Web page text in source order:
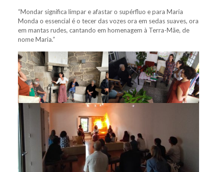
“Mondar significa limpar e afastar o supérfluo e para Maria
Monda o essencial é o tecer das vozes ora em sedas suaves, ora
em mantas rudes, cantando em homenagem à Terra-Mãe, de
nome Maria.”